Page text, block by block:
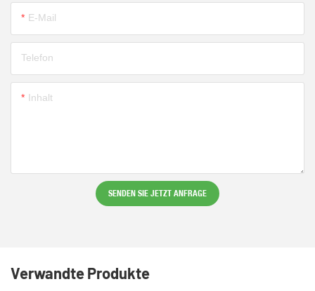
E-Mail
Telefon
Inhalt
SENDEN SIE JETZT ANFRAGE
Verwandte Produkte